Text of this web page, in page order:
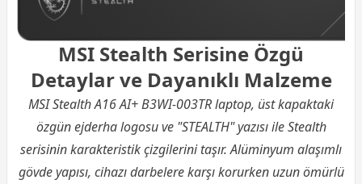
MSI Stealth Serisine Özgü
Detaylar ve Dayanıklı Malzeme
MSI Stealth A16 AI+ B3WI-003TR laptop, üst kapaktaki
özgün ejderha logosu ve "STEALTH" yazısı ile Stealth
serisinin karakteristik çizgilerini taşır. Alüminyum alaşımlı
gövde yapısı, cihazı darbelere karşı korurken uzun ömürlü